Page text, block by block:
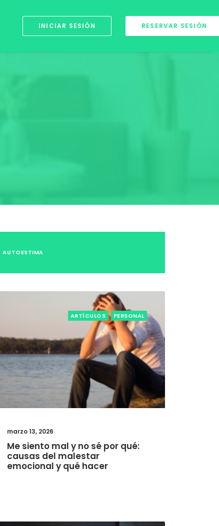
INICIAR SESIÓN RESERVAR SESIÓN
AUTOESTIMA
ARTÍCULOS PERSONAL
marzo 13, 2026
Me siento mal y no sé por qué:
causas del malestar
emocional y qué hacer